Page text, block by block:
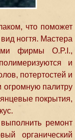
что поможет
ногтя. Мастера
фирмы O.P.I.,
и
потертостей и
огромную палитру
покрытия,
ремонт
органический